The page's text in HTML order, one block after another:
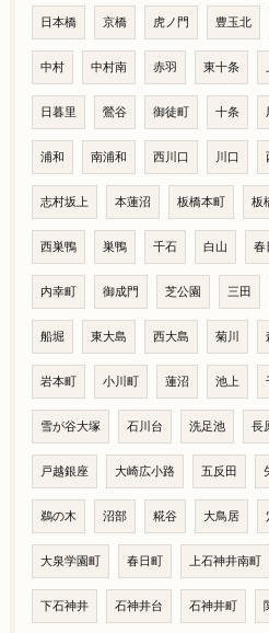
日本橋 京橋 虎ノ門 豊玉北
中村 中村南 赤羽 東十条
日暮里 鶯谷 御徒町 十条
浦和 南浦和 西川口 川口
志村坂上 本蓮沼 板橋本町 板
西巣鴨 巣鴨 千石 白山 春
内幸町 御成門 芝公園 三田
船堀 東大島 西大島 菊川
岩本町 小川町 蓮沼 池上
雪が谷大塚 石川台 洗足池 長
戸越銀座 大崎広小路 五反田
鵜の木 沼部 糀谷 大鳥居
大泉学園町 春日町 上石神井南町
下石神井 石神井台 石神井町